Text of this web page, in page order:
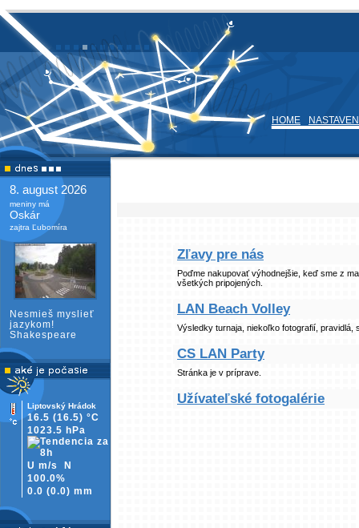
HOME
8. august 2026
meniny má
Oskár
zajtra Ľubomíra
Nesmieš myslieť
jazykom!
Shakespeare
Liptovský Hrádok
16.5 (16.5) °C
1023.5 hPa
U m/s
N
100.0%
0.0 (0.0) mm
Zľavy pre nás
Poďme nakupovať výhodnejšie, keď sme z
všetkých pripojených.
LAN Beach Volley
Výsledky turnaja, niekoľko fotografií, pravidlá,
CS LAN Party
Stránka je v príprave.
Užívateľské fotogalérie